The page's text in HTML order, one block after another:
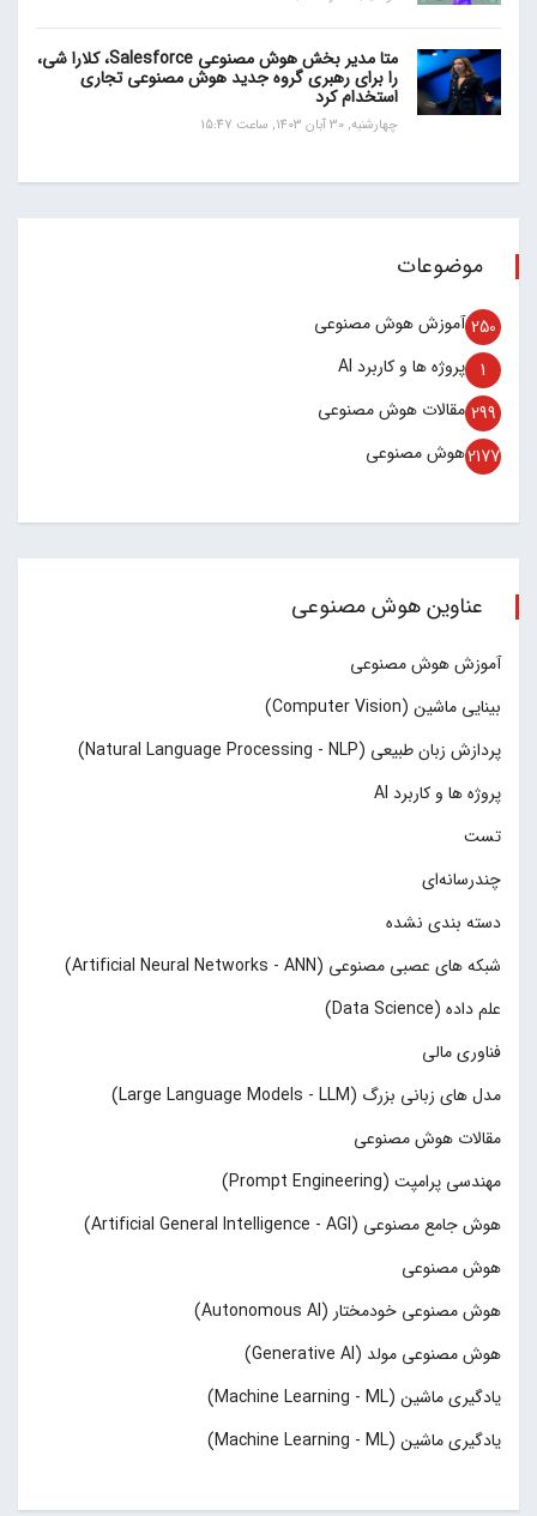
متا مدیر بخش هوش مصنوعی Salesforce، کلارا شی،
را برای رهبری گروه جدید هوش مصنوعی تجاری
استخدام کرد
چهارشنبه, 30 آبان 1403, ساعت 15:47
موضوعات
آموزش هوش مصنوعی 250
پروژه ها و کاربرد AI 1
مقالات هوش مصنوعی 299
هوش مصنوعی2177
عناوین هوش مصنوعی
آموزش هوش مصنوعی
بینایی ماشین (Computer Vision)
پردازش زبان طبیعی (Natural Language Processing - NLP)
پروژه ها و کاربرد AI
تست
چند‌‌رسانه‌ای
دسته بندی نشده
شبکه های عصبی مصنوعی (Artificial Neural Networks - ANN)
علم داده (Data Science)
فناوری مالی
مدل های زبانی بزرگ (Large Language Models - LLM)
مقالات هوش مصنوعی
مهندسی پرامپت (Prompt Engineering)
هوش جامع مصنوعی (Artificial General Intelligence - AGI)
هوش مصنوعی
هوش مصنوعی خودمختار (Autonomous AI)
هوش مصنوعی مولد (Generative AI)
یادگیری ماشین (Machine Learning - ML)
یادگیری ماشین (Machine Learning - ML)